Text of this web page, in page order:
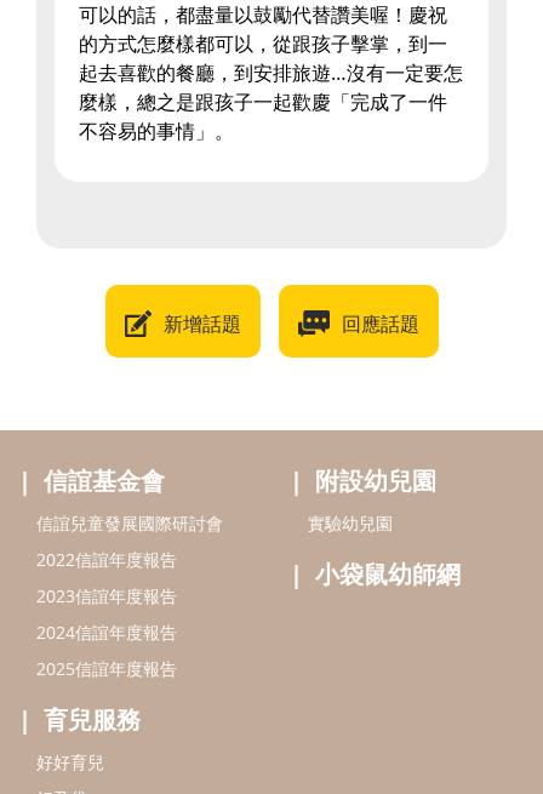
可以的話，都盡量以鼓勵代替讚美喔！慶祝
的方式怎麼樣都可以，從跟孩子擊掌，到一
起去喜歡的餐廳，到安排旅遊…沒有一定要怎
麼樣，總之是跟孩子一起歡慶「完成了一件
不容易的事情」。
新增話題 回應話題
信誼基金會
信誼兒童發展國際研討會
2022信誼年度報告
2023信誼年度報告
2024信誼年度報告
2025信誼年度報告
育兒服務
好好育兒
附設幼兒園
實驗幼兒園
小袋鼠幼師網